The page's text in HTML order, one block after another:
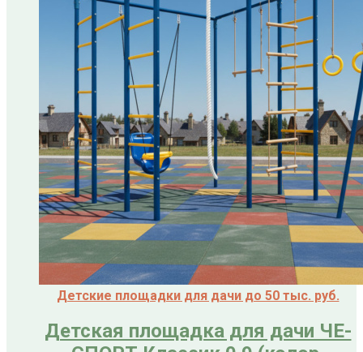
Детские площадки для дачи до 50 тыс. руб.
Детская площадка для дачи ЧЕ-